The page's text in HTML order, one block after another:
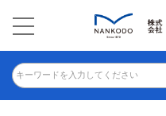
キーワードを入力してください